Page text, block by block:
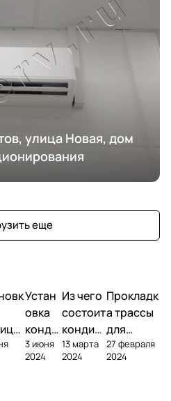
улица Новая, дом
еще
на
Устан
овка
конди
ционе
ра
3 июня
2024
Из чего
состоит
кондиц
ионер?
13 марта
2024
Прокладк
а трассы
для
кондицио
нера
27 февраля
2024